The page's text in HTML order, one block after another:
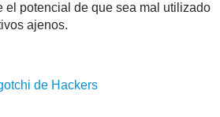
el potencial de que sea mal utilizado
ajenos.
de Hackers